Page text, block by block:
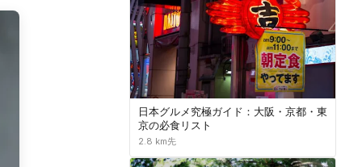
日本グルメ究極ガイド：大阪・京都・東
京の必食リスト
2.8 km先